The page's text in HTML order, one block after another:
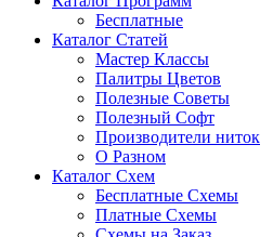
Бесплатные
Каталог Статей
Мастер Классы
Палитры Цветов
Полезные Советы
Полезный Софт
Производители ниток
О Разном
Каталог Схем
Бесплатные Схемы
Платные Схемы